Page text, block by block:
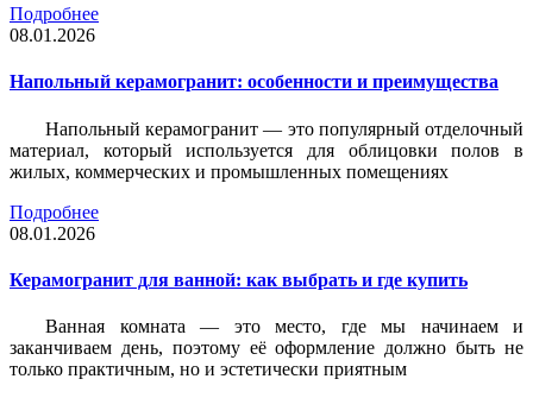
Подробнее
08.01.2026
Напольный керамогранит: особенности и преимущества
Напольный керамогранит — это популярный отделочный
материал, который используется для облицовки полов в
жилых, коммерческих и промышленных помещениях
Подробнее
08.01.2026
Керамогранит для ванной: как выбрать и где купить
Ванная комната — это место, где мы начинаем и
заканчиваем день, поэтому её оформление должно быть не
только практичным, но и эстетически приятным